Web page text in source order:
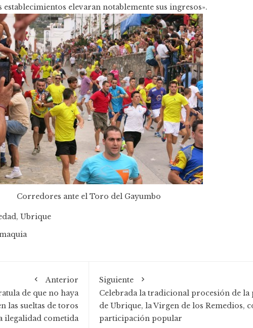
elevaran notablemente sus ingresos».
Corredores ante el Toro del Gayumbo
, Ubrique
Anterior
de que no haya
las sueltas de toros
ilegalidad cometida
Siguiente
Celebrada la tradicional procesión de la
de Ubrique, la Virgen de los Remedios,
participación popular